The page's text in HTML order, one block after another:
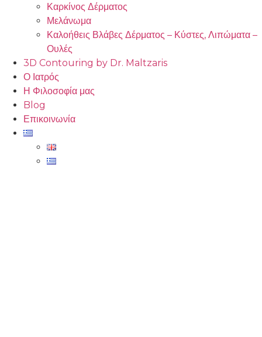
Καρκίνος Δέρματος
Μελάνωμα
Καλοήθεις Βλάβες Δέρματος – Κύστες, Λιπώματα –
Ουλές
3D Contouring by Dr. Maltzaris
Ο Ιατρός
Η Φιλοσοφία μας
Blog
Επικοινωνία